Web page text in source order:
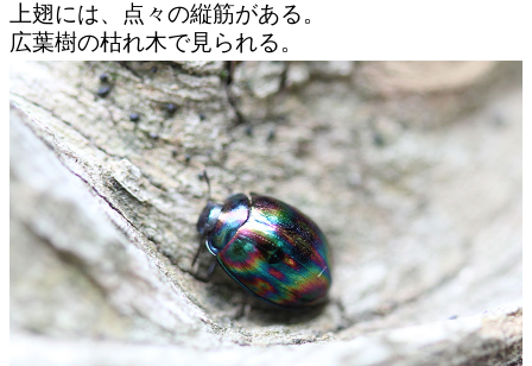
上翅には、点々の縦筋がある。
広葉樹の枯れ木で見られる。